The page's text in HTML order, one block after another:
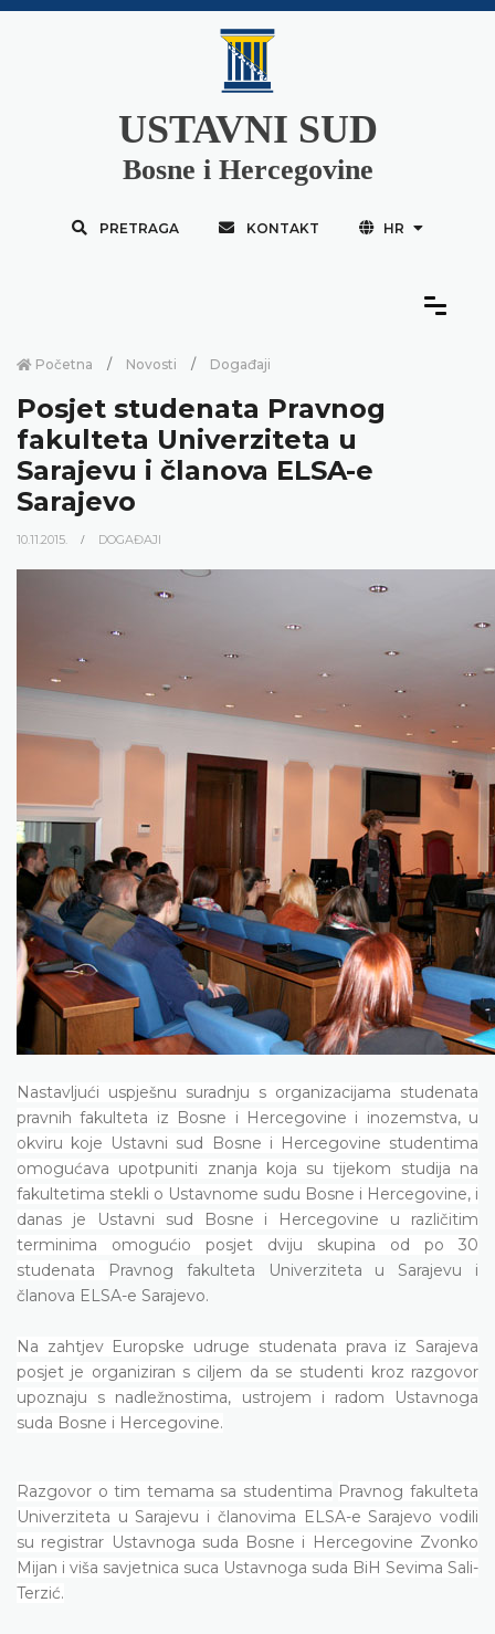
USTAVNI SUD
Bosne i Hercegovine
PRETRAGA KONTAKT HR
Početna Novosti Događaji
Posjet studenata Pravnog
fakulteta Univerziteta u
Sarajevu i članova ELSA-e
Sarajevo
10.11.2015. DOGAĐAJI
Nastavljući uspješnu suradnju s organizacijama studenata
pravnih fakulteta iz Bosne i Hercegovine i inozemstva, u
okviru koje Ustavni sud Bosne i Hercegovine studentima
omogućava upotpuniti znanja koja su tijekom studija na
fakultetima stekli o Ustavnome sudu Bosne i Hercegovine, i
danas je Ustavni sud Bosne i Hercegovine u različitim
terminima omogućio posjet dviju skupina od po 30
studenata
Pravnog fakulteta Univerziteta u Sarajevu i
članova ELSA-e Sarajevo.
Na zahtjev Europske udruge studenata prava iz Sarajeva
posjet je organiziran s ciljem da se studenti kroz razgovor
upoznaju s nadležnostima, ustrojem i radom Ustavnoga
suda Bosne i Hercegovine.
Razgovor o tim temama sa studentima Pravnog fakulteta
Univerziteta u Sarajevu i članovima ELSA-e Sarajevo vodili
su registrar Ustavnoga suda Bosne i Hercegovine Zvonko
Mijan i viša savjetnica suca Ustavnoga suda BiH Sevima Sali-
Terzić.